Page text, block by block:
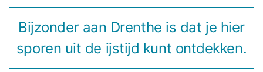
Bijzonder aan Drenthe is dat je hier
sporen uit de ijstijd kunt ontdekken.